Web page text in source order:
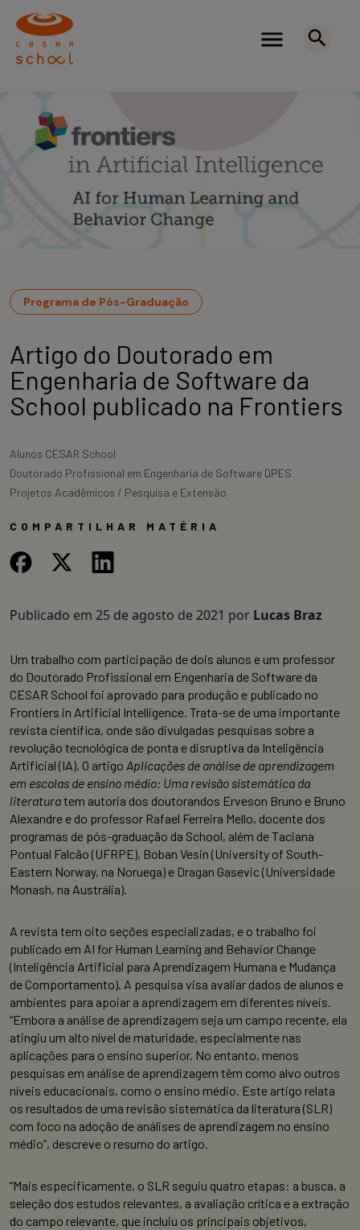
Programa de Pós-Graduação
Artigo do Doutorado em
Engenharia de Software da
School publicado na Frontiers
Alunos CESAR School
Doutorado Profissional em Engenharia de Software DPES
Projetos Acadêmicos / Pesquisa e Extensão
COMPARTILHAR MATÉRIA
Publicado em 25 de agosto de 2021 por Lucas Braz
Um trabalho com participação de dois alunos e um professor
do Doutorado Profissional em Engenharia de Software da
CESAR School foi aprovado para produção e publicado no
Frontiers in Artificial Intelligence. Trata-se de uma importante
revista científica, onde são divulgadas pesquisas sobre a
revolução tecnológica de ponta e disruptiva da Inteligência
Artificial (IA). O artigo Aplicações de análise de aprendizagem
em escolas de ensino médio: Uma revisão sistemática da
literaturatem autoria dos doutorandos Erveson Bruno e Bruno
Alexandre e do professor Rafael Ferreira Mello, docente dos
programas de pós-graduação da School, além de Taciana
Pontual Falcão (UFRPE), Boban Vesin (University of South-
Eastern Norway, na Noruega) e Dragan Gasevic (Universidade
Monash, na Austrália).
A revista tem oito seções especializadas, e o trabalho foi
publicado em AI for Human Learning and Behavior Change
(Inteligência Artificial para Aprendizagem Humana e Mudança
de Comportamento). A pesquisa visa avaliar dados de alunos e
ambientes para apoiar a aprendizagem em diferentes níveis.
“Embora a análise de aprendizagem seja um campo recente, ela
atingiu um alto nível de maturidade, especialmente nas
aplicações para o ensino superior. No entanto, menos
pesquisas em análise de aprendizagem têm como alvo outros
níveis educacionais, como o ensino médio. Este artigo relata
os resultados de uma revisão sistemática da literatura (SLR)
com foco na adoção de análises de aprendizagem no ensino
médio”, descreve o resumo do artigo.
“Mais especificamente, o SLR seguiu quatro etapas: a busca, a
seleção dos estudos relevantes, a avaliação crítica e a extração
do campo relevante, que incluiu os principais objetivos,